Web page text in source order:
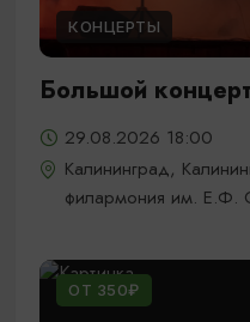
КОНЦЕРТЫ
Большой
29.08.2026 18:00
Калининград,
филармония им. Е.Ф.
ОТ 350₽